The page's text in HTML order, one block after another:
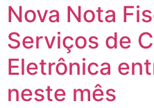
Nova Nota
Serviços de
Eletrônica
neste mês